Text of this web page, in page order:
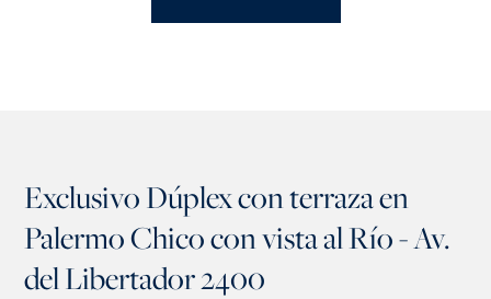
Exclusivo Dúplex con terraza en
Palermo Chico con vista al Río - Av.
del Libertador 2400